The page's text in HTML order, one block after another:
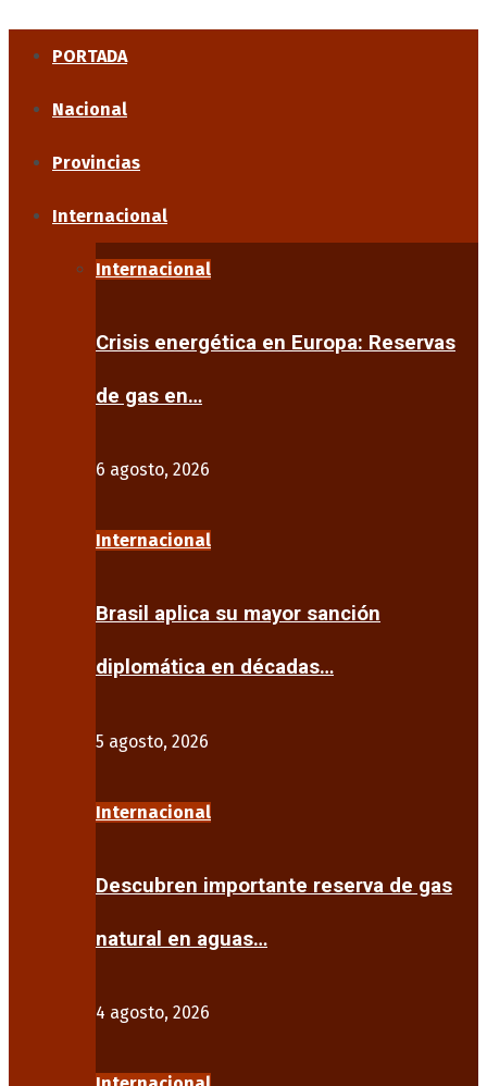
PORTADA
Nacional
Provincias
Internacional
Internacional
Crisis energética en Europa: Reservas
de gas en…
6 agosto, 2026
Internacional
Brasil aplica su mayor sanción
diplomática en décadas…
5 agosto, 2026
Internacional
Descubren importante reserva de gas
natural en aguas…
4 agosto, 2026